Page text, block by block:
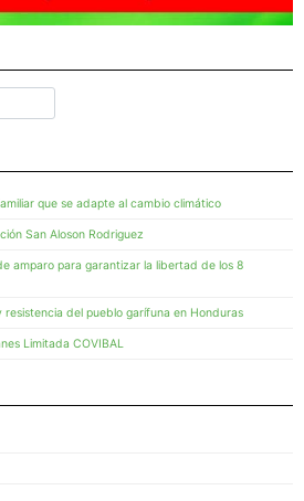
que se adapte al cambio climático
San Aloson Rodriguez
amparo para garantizar la libertad de los 8
del pueblo garífuna en Honduras
Limitada COVIBAL